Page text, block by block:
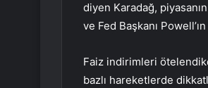
diyen Karadağ,
ve Fed Başkanı
Faiz indirimleri
bazlı hareketlerde